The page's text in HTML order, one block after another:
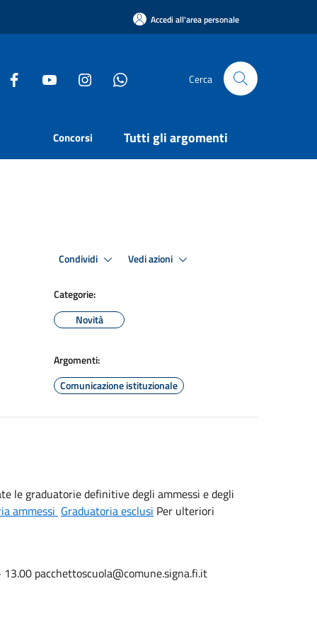
Accedi all'area personale
Cerca
Concorsi Tutti gli argomenti
Condividi Vedi azioni
Categorie:
Novità
Argomenti:
Comunicazione istituzionale
le graduatorie definitive degli ammessi e degli
ammessi Graduatoria esclusi Per ulteriori
pacchettoscuola@comune.signa.fi.it